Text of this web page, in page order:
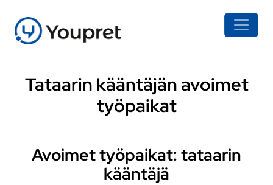
Tataarin kääntäjän avoimet
työpaikat
Avoimet työpaikat: tataarin
kääntäjä